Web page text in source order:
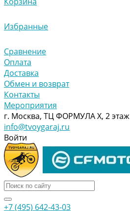
Избранные
Сравнение
Оплата
Доставка
Обмен и возврат
Контакты
Мероприятия
г. Москва, ТЦ ФОРМУЛА Х, 2 этаж
info@tvoygaraj.ru
Войти
+7 (495) 642-43-03